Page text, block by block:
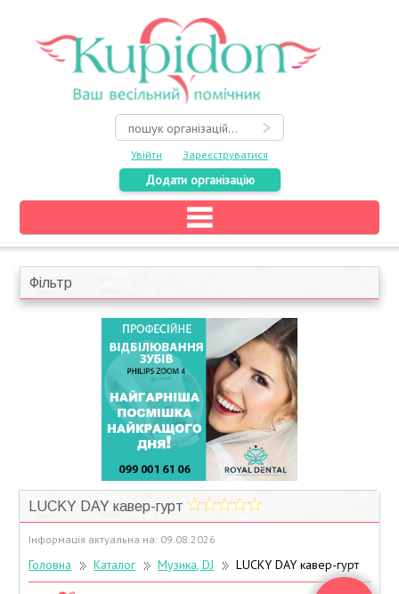
Увійти Зареєструватися
Додати організацію
Головна
Каталог
На карті
Учасники дисконтної програми
Фільтр
LUCKY DAY кавер-гурт
Інформація актуальна на: 09.08.2026
Головна Каталог Музика, DJ LUCKY DAY кавер-гурт